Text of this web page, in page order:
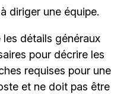
diriger une équipe.
les détails généraux
pour décrire les
requises pour une
et ne doit pas être